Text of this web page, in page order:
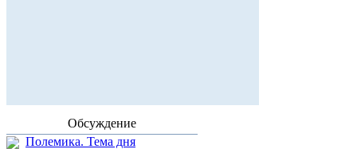
Обсуждение
Полемика. Тема дня